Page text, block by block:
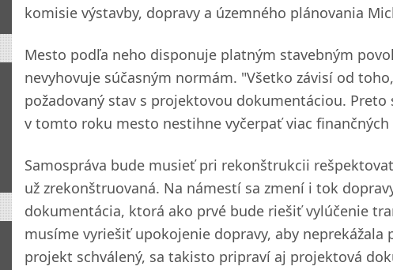
komisie výstavby, dopravy a územného plánovania
Mesto podľa neho disponuje platným stavebným
nevyhovuje súčasným normám. "Všetko závisí od
požadovaný stav s projektovou dokumentáciou.
v tomto roku mesto nestihne vyčerpať viac
Samospráva bude musieť pri rekonštrukcii
už zrekonštruovaná. Na námestí sa zmení i tok
dokumentácia, ktorá ako prvé bude riešiť vylúčenie
musíme vyriešiť upokojenie dopravy, aby neprekážala
projekt schválený, sa takisto pripraví aj projektová